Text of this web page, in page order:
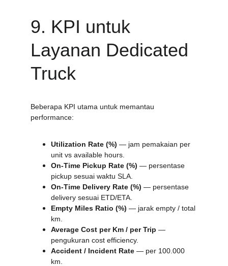
9. KPI untuk
Layanan Dedicated
Truck
Beberapa KPI utama untuk memantau
performance:
Utilization Rate (%) — jam pemakaian per
unit vs available hours.
On-Time Pickup Rate (%) — persentase
pickup sesuai waktu SLA.
On-Time Delivery Rate (%) — persentase
delivery sesuai ETD/ETA.
Empty Miles Ratio (%) — jarak empty / total
km.
Average Cost per Km / per Trip —
pengukuran cost efficiency.
Accident / Incident Rate — per 100.000
km.